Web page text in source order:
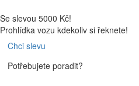
Se slevou 5000 Kč!
Prohlídka vozu kdekoliv si řeknete!
Chci slevu
Potřebujete poradit?